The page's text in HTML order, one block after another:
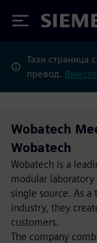
Siemens
Тази страница
превод.
Wobatech
Wobatech
Wobatech is a
modular
single source. As
industry, they
customers.
The company